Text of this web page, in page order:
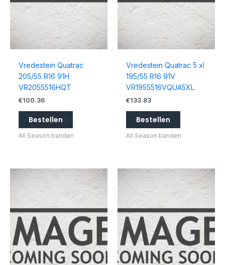
Vredestein Quatrac
205/55 R16 91H
VR2055516HQT
€100.36
Bestellen
All Season banden
Vredestein Quatrac 5 xl
195/55 R16 91V
VR1955516VQUA5XL
€133.83
Bestellen
All Season banden